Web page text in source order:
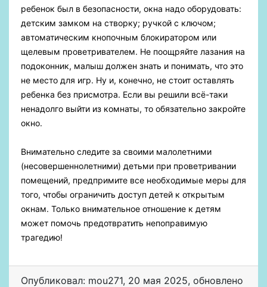
ребенок был в безопасности, окна надо оборудовать:
детским замком на створку; ручкой с ключом;
автоматическим кнопочным блокиратором или
щелевым проветривателем. Не поощряйте лазания на
подоконник, малыш должен знать и понимать, что это
не место для игр. Ну и, конечно, не стоит оставлять
ребенка без присмотра. Если вы решили всё-таки
ненадолго выйти из комнаты, то обязательно закройте
окно.
Внимательно следите за своими малолетними
(несовершеннолетними) детьми при проветривании
помещений, предпримите все необходимые меры для
того, чтобы ограничить доступ детей к открытым
окнам. Только внимательное отношение к детям
может помочь предотвратить непоправимую
трагедию!
Опубликовал: mou271, 20 мая 2025, обновлено